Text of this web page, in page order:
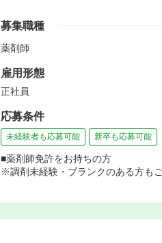
募集職種
薬剤師
雇用形態
正社員
応募条件
未経験者も応募可能 新卒も応募可能
■薬剤師免許をお持ちの方
※調剤未経験・ブランクのある方もご